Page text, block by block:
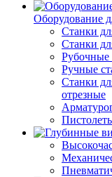
Оборудование
Станки
Станки
Рубочные
Ручные
Станки
отрезные